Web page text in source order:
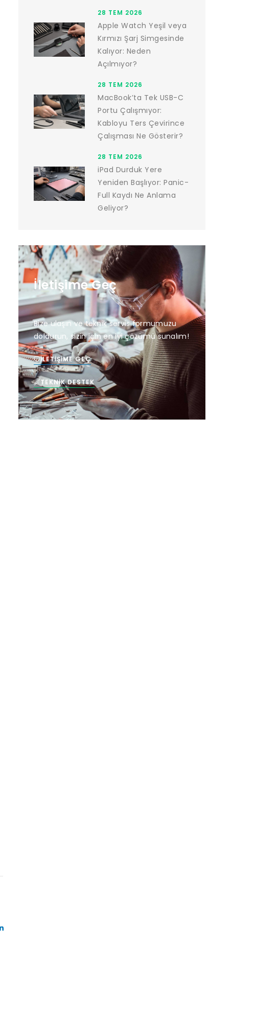
28 TEM 2026
Apple Watch Yeşil veya
Kırmızı Şarj Simgesinde
Kalıyor: Neden
Açılmıyor?
28 TEM 2026
MacBook’ta Tek USB-C
Portu Çalışmıyor:
Kabloyu Ters Çevirince
Çalışması Ne Gösterir?
28 TEM 2026
iPad Durduk Yere
Yeniden Başlıyor: Panic-
Full Kaydı Ne Anlama
Geliyor?
İletişime Geç
Bize ulaşın ve teknik servis formumuzu
doldurun, sizin için en iyi çözümü sunalım!
İLETIŞIME GEÇ
TEKNIK DESTEK